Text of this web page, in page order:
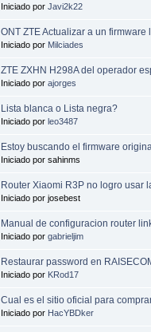
Iniciado por Javi2k22
ONT ZTE Actualizar a un firmware
Iniciado por Milciades
ZTE ZXHN H298A del operador
Iniciado por ajorges
Lista blanca o Lista negra?
Iniciado por leo3487
Estoy buscando el firmware
Iniciado por sahinms
Router Xiaomi R3P no logro usar
Iniciado por josebest
Manual de configuracion router
Iniciado por gabrieljim
Restaurar password en
Iniciado por KRod17
Cual es el sitio oficial para
Iniciado por HacYBDker